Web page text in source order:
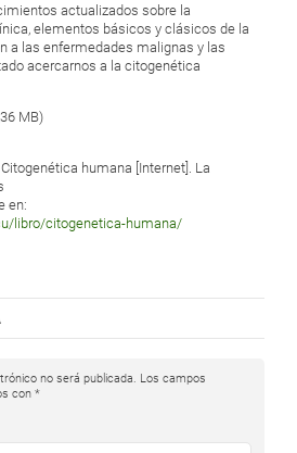
actualizados sobre la
elementos básicos y clásicos de la
a las enfermedades malignas y las
acercarnos a la citogenética
MB)
humana [Internet]. La
en:
libro/citogenetica-humana/
no será publicada. Los campos
con *